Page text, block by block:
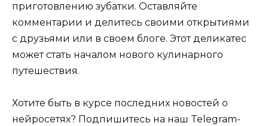
приготовлению зубатки. Оставляйте
комментарии и делитесь своими открытиями
с друзьями или в своем блоге. Этот деликатес
может стать началом нового кулинарного
путешествия.
Хотите быть в курсе последних новостей о
нейросетях? Подпишитесь на наш Telegram-